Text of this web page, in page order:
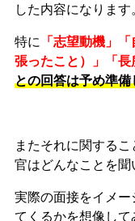
した内容になります
特に 「志望動機」
張ったこと）」「長
との回答は予め準
またそれに関する
官はどんなことを聞
実際の面接をイメ
てくるかを想像して